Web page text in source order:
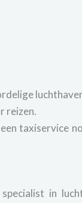
reizen.
taxiservice
in